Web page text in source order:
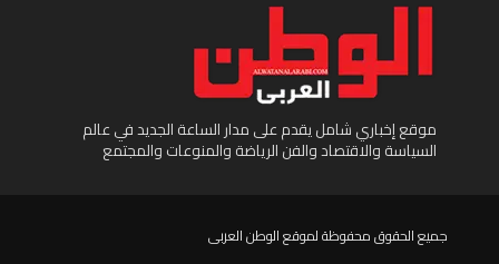
موقع إخباري شامل يقدم على مدار الساعة الجديد في عالم
السياسة والاقتصاد والفن الرياضة والمنوعات والمجتمع
جميع الحقوق محفوظة لموقع الوطن العربى